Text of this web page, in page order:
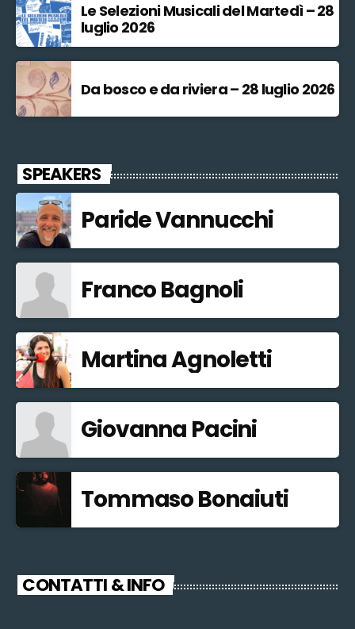
Le Selezioni Musicali del Martedì – 28
luglio 2026
Da bosco e da riviera – 28 luglio 2026
SPEAKERS
Paride Vannucchi
Franco Bagnoli
Martina Agnoletti
Giovanna Pacini
Tommaso Bonaiuti
CONTATTI & INFO